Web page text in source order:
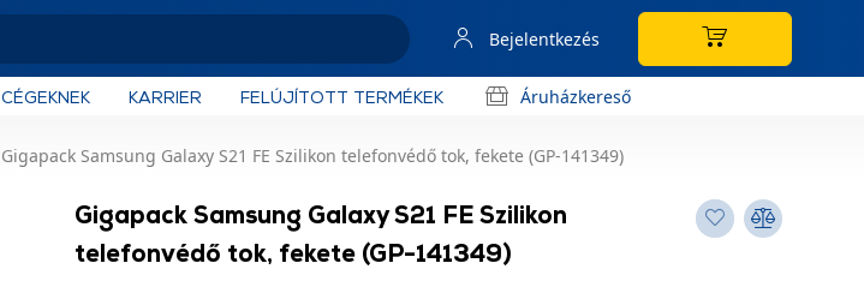
Bejelentkezés
CÉGEKNEK KARRIER FELÚJÍTOTT TERMÉKEK Áruházkereső
Gigapack Samsung Galaxy S21 FE Szilikon telefonvédő tok, fekete (GP-141349)
Gigapack Samsung Galaxy S21 FE Szilikon
telefonvédő tok, fekete (GP-141349)